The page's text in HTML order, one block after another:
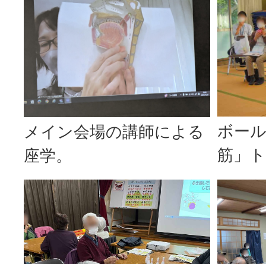
メイン会場の講師による
座学。
ボー
筋」